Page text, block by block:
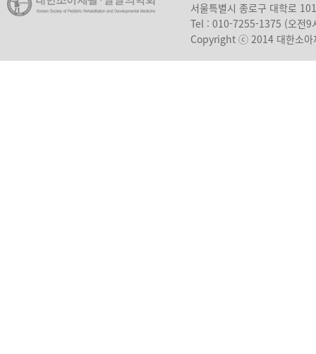
서울특별시 종로구 대학로
Tel : 010-7255-1375 (오전9
Copyright ⓒ 2014 대한소아